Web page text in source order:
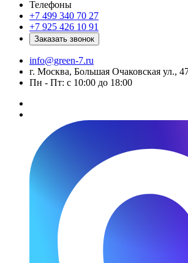
Телефоны
+7 499 340 70 27
+7 925 426 10 91
Заказать звонок
info@green-7.ru
г. Москва, Большая Очаковская ул.,
Пн - Пт: с 10:00 до 18:00